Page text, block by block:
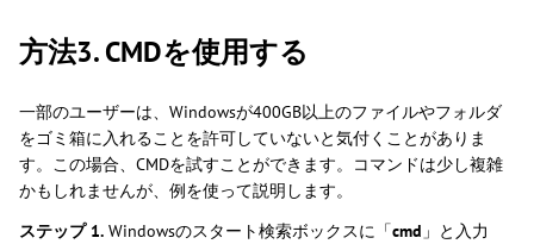
方法3. CMDを使用する
一部のユーザーは、Windowsが400GB以上のファイルやフォルダ
をゴミ箱に入れることを許可していないと気付くことがありま
す。この場合、CMDを試すことができます。コマンドは少し複雑
かもしれませんが、例を使って説明します。
ステップ 1. Windowsのスタート検索ボックスに「cmd 」と入力